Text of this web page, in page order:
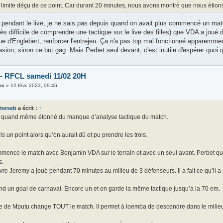
limite déçu de ce point. Car durant 20 minutes, nous avons montré que nous
pendant le live, je ne sais pas depuis quand on avait plus commencé un
difficile de comprendre une tactique sur le live des filles) que VDA a joué
d'Englebert, renforcer l'entrejeu. Ça n'a pas top mal fonctionné
sinon ce but gag. Mais Perbet seul devant, c'est inutile d'espérer quoi
RFCL samedi 11/02 20H
»12 févr. 2023, 09:46
a écrit : ↑
même étonné du manque d’analyse tactique du match.
un point alors qu’on aurait dû et pu prendre les trois.
le match avec Benjamin VDA sur le terrain et avec un seul avant. Perbet
Jeremy a joué pendant 70 minutes au milieu de 3 défenseurs. Il a fait ce qu’il a
un goal de carnaval. Encore un et on garde la même tactique jusqu’à la 70 em.
de Mputu change TOUT le match. Il permet à loemba de descendre dans le